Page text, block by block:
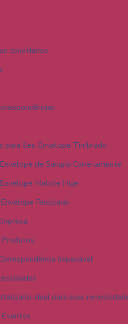
convidados
para Seu Envelope Timbrado
de Sangria Corretamente
Malote Hoje
Reciclado
Produtos
Impecável
ideal para suas